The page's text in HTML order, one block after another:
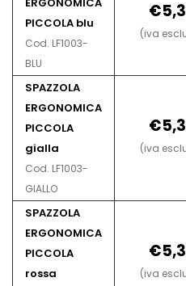
PICCOLA blu
Cod. LF1003-
BLU
(iva
SPAZZOLA
ERGONOMICA
PICCOLA
gialla
Cod. LF1003-
GIALLO
(iva
SPAZZOLA
ERGONOMICA
PICCOLA
rossa
(iva